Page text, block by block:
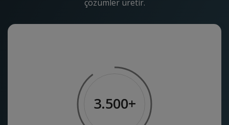
çözümler üretir.
3.500+